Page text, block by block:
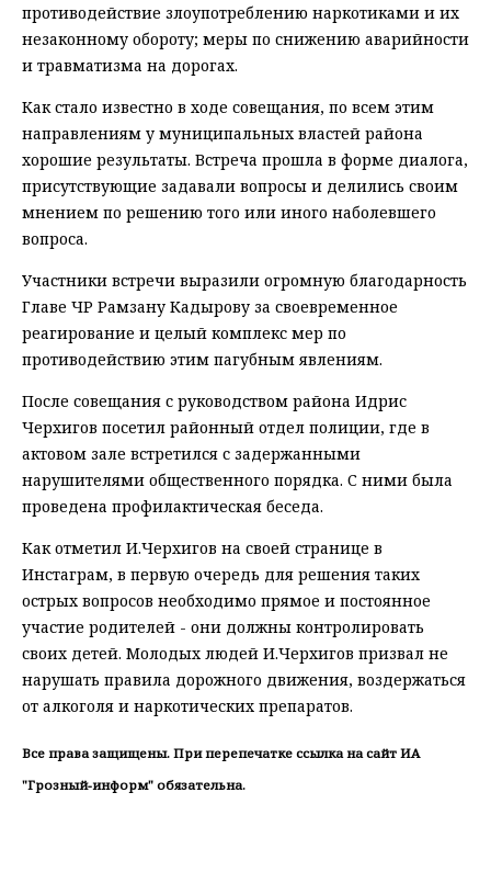
противодействие злоупотреблению наркотиками и их
незаконному обороту; меры по снижению аварийности
и травматизма на дорогах.
Как стало известно в ходе совещания, по всем этим
направлениям у муниципальных властей района
хорошие результаты. Встреча прошла в форме диалога,
присутствующие задавали вопросы и делились своим
мнением по решению того или иного наболевшего
вопроса.
Участники встречи выразили огромную благодарность
Главе ЧР Рамзану Кадырову за своевременное
реагирование и целый комплекс мер по
противодействию этим пагубным явлениям.
После совещания с руководством района Идрис
Черхигов посетил районный отдел полиции, где в
актовом зале встретился с задержанными
нарушителями общественного порядка. С ними была
проведена профилактическая беседа.
Как отметил И.Черхигов на своей странице в
Инстаграм, в первую очередь для решения таких
острых вопросов необходимо прямое и постоянное
участие родителей - они должны контролировать
своих детей. Молодых людей И.Черхигов призвал не
нарушать правила дорожного движения, воздержаться
от алкоголя и наркотических препаратов.
Все права защищены. При перепечатке ссылка на сайт ИА
"Грозный-информ" обязательна.